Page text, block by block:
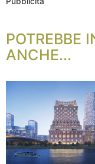
POTREBBE
ANCHE...